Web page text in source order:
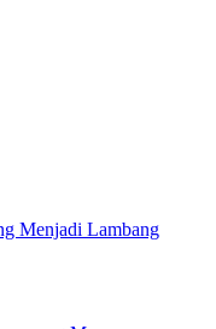
Menjadi Lambang